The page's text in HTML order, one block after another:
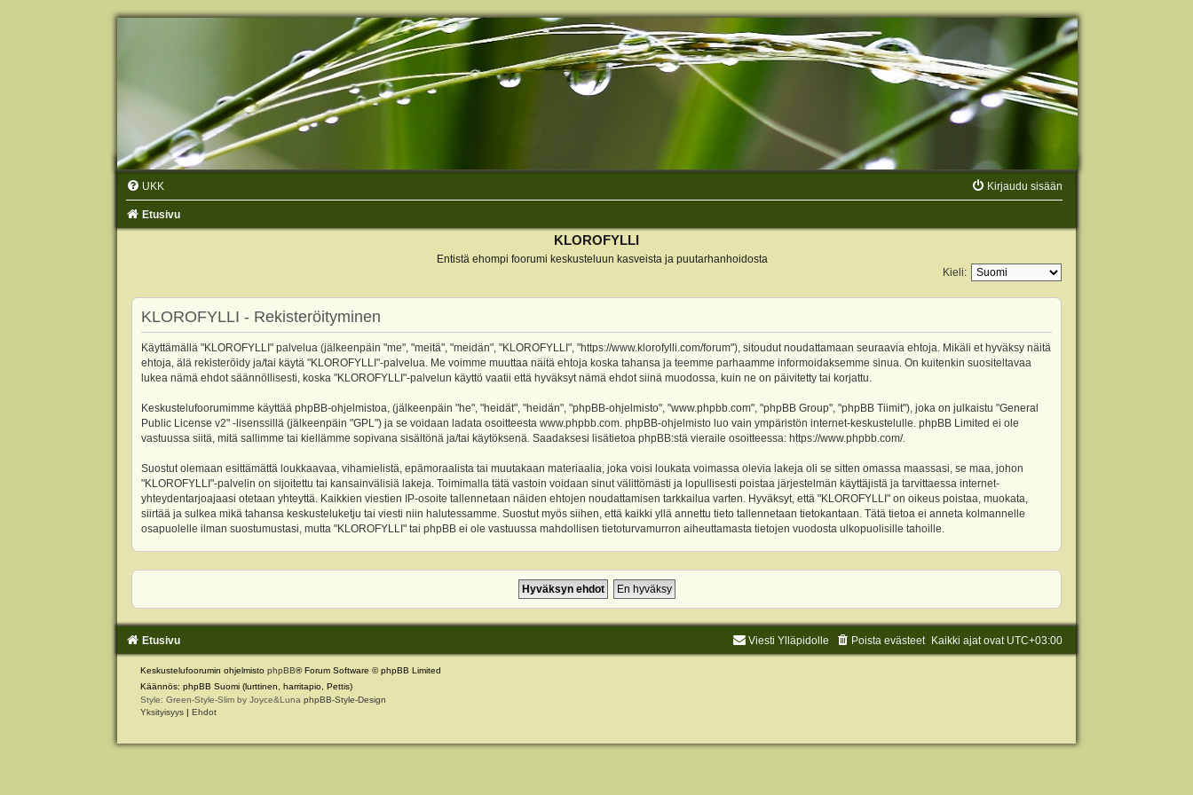
UKK Kirjaudu sisään
Etusivu
KLOROFYLLI
Entistä ehompi foorumi keskusteluun kasveista ja puutarhanhoidosta
Kieli:
KLOROFYLLI - Rekisteröityminen
Käyttämällä "KLOROFYLLI" palvelua (jälkeenpäin "me", "meitä", "meidän", "KLOROFYLLI", "https://www.klorofylli.com/forum"), sitoudut noudattamaan seuraavia ehtoja. Mikäli et hyväksy näitä
ehtoja, älä rekisteröidy ja/tai käytä "KLOROFYLLI"-palvelua. Me voimme muuttaa näitä ehtoja koska tahansa ja teemme parhaamme informoidaksemme sinua. On kuitenkin suositeltavaa
lukea nämä ehdot säännöllisesti, koska "KLOROFYLLI"-palvelun käyttö vaatii että hyväksyt nämä ehdot siinä muodossa, kuin ne on päivitetty tai korjattu.
Keskustelufoorumimme käyttää phpBB-ohjelmistoa, (jälkeenpäin "he", "heidät", "heidän", "phpBB-ohjelmisto", "www.phpbb.com", "phpBB Group", "phpBB Tiimit"), joka on julkaistu "General
Public License v2" -lisenssillä (jälkeenpäin "GPL") ja se voidaan ladata osoitteesta www.phpbb.com. phpBB-ohjelmisto luo vain ympäristön internet-keskustelulle. phpBB Limited ei ole
vastuussa siitä, mitä sallimme tai kiellämme sopivana sisältönä ja/tai käytöksenä. Saadaksesi lisätietoa phpBB:stä vieraile osoitteessa: https://www.phpbb.com/.
Suostut olemaan esittämättä loukkaavaa, vihamielistä, epämoraalista tai muutakaan materiaalia, joka voisi loukata voimassa olevia lakeja oli se sitten omassa maassasi, se maa, johon
"KLOROFYLLI"-palvelin on sijoitettu tai kansainvälisiä lakeja. Toimimalla tätä vastoin voidaan sinut välittömästi ja lopullisesti poistaa järjestelmän käyttäjistä ja tarvittaessa internet-
yhteydentarjoajaasi otetaan yhteyttä. Kaikkien viestien IP-osoite tallennetaan näiden ehtojen noudattamisen tarkkailua varten. Hyväksyt, että "KLOROFYLLI" on oikeus poistaa, muokata,
siirtää ja sulkea mikä tahansa keskusteluketju tai viesti niin halutessamme. Suostut myös siihen, että kaikki yllä annettu tieto tallennetaan tietokantaan. Tätä tietoa ei anneta kolmannelle
osapuolelle ilman suostumustasi, mutta "KLOROFYLLI" tai phpBB ei ole vastuussa mahdollisen tietoturvamurron aiheuttamasta tietojen vuodosta ulkopuolisille tahoille.
Etusivu Kaikki ajat ovat UTC+03:00
Poista evästeet
Viesti Ylläpidolle
Keskustelufoorumin ohjelmisto phpBB® Forum Software © phpBB Limited
Käännös: phpBB Suomi (lurttinen, harritapio, Pettis)
Style: Green-Style-Slim by Joyce&Luna phpBB-Style-Design
Yksityisyys | Ehdot